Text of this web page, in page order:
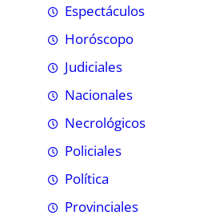
Espectáculos
Horóscopo
Judiciales
Nacionales
Necrológicos
Policiales
Política
Provinciales